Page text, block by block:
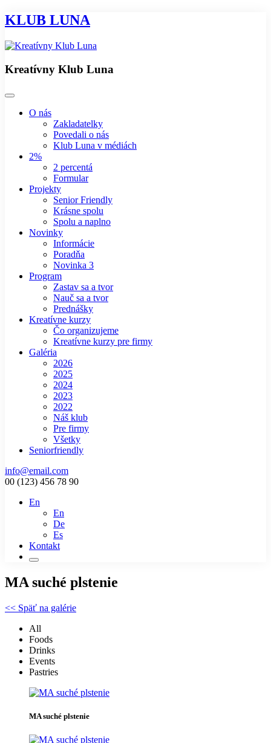
KLUB LUNA
Kreatívny Klub Luna
O nás
Zakladatelky
Povedali o nás
Klub Luna v médiách
2%
2 percentá
Formular
Projekty
Senior Friendly
Krásne spolu
Spolu a naplno
Novinky
Informácie
Poradňa
Novinka 3
Program
Zastav sa a tvor
Nauč sa a tvor
Prednášky
Kreatívne kurzy
Čo organizujeme
Kreatívne kurzy pre firmy
Galéria
2026
2025
2024
2023
2022
Náš klub
Pre firmy
Všetky
Seniorfriendly
info@email.com
00 (123) 456 78 90
En
En
De
Es
Kontakt
MA suché plstenie
<< Späť na galérie
All
Foods
Drinks
Events
Pastries
MA suché plstenie